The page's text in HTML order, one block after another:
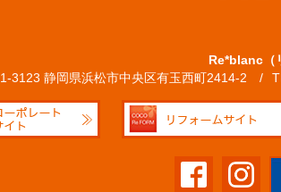
Re*blanc（
3123 静岡県浜松市中央区有玉西町2414-2